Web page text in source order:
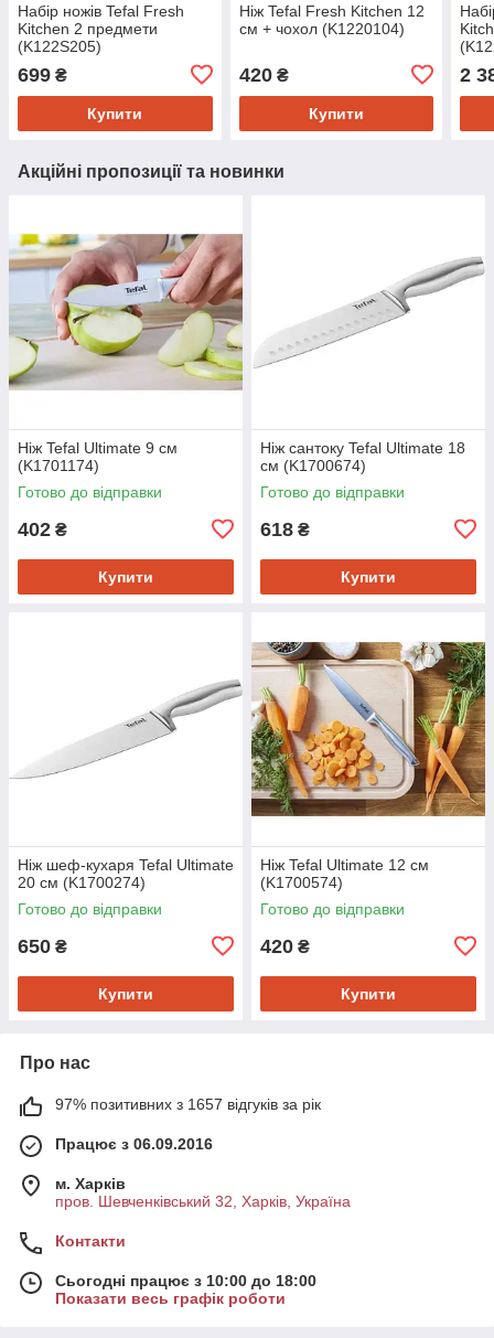
Набір ножів Tefal Fresh
Kitchen 2 предмети
(K122S205)
699 ₴
Купити
Ніж Tefal Fresh Kitchen 12
см + чохол (K1220104)
420₴
Купити
2
Акційні пропозиції та новинки
Ніж Tefal Ultimate 9 см
(K1701174)
Готово до відправки
402 ₴
Купити
Ніж сантоку Tefal Ultimate 18
см (K1700674)
Готово до відправки
618 ₴
Купити
Ніж шеф-кухаря Tefal Ultimate
20 см (K1700274)
Готово до відправки
650 ₴
Купити
Ніж Tefal Ultimate 12 см
(K1700574)
Готово до відправки
420 ₴
Купити
Про нас
97% позитивних з 1657 відгуків за рік
Працює з 06.09.2016
м. Харків
пров. Шевченківський 32, Харків, Україна
Контакти
Сьогодні працює з 10:00 до 18:00
Показати весь графік роботи